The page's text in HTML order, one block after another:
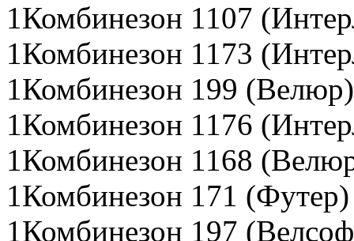
1Комбинезон 1107
1Комбинезон 1173
1Комбинезон 199 (Велюр)
1Комбинезон 1176
1Комбинезон 1168
1Комбинезон 171
1Комбинезон 197